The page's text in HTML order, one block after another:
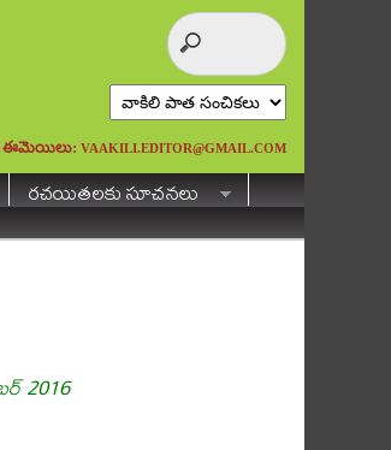
ఈమెయిలు: VAAKILI.EDITOR@GMAIL.COM
రచయితలకు సూచనలు
2016